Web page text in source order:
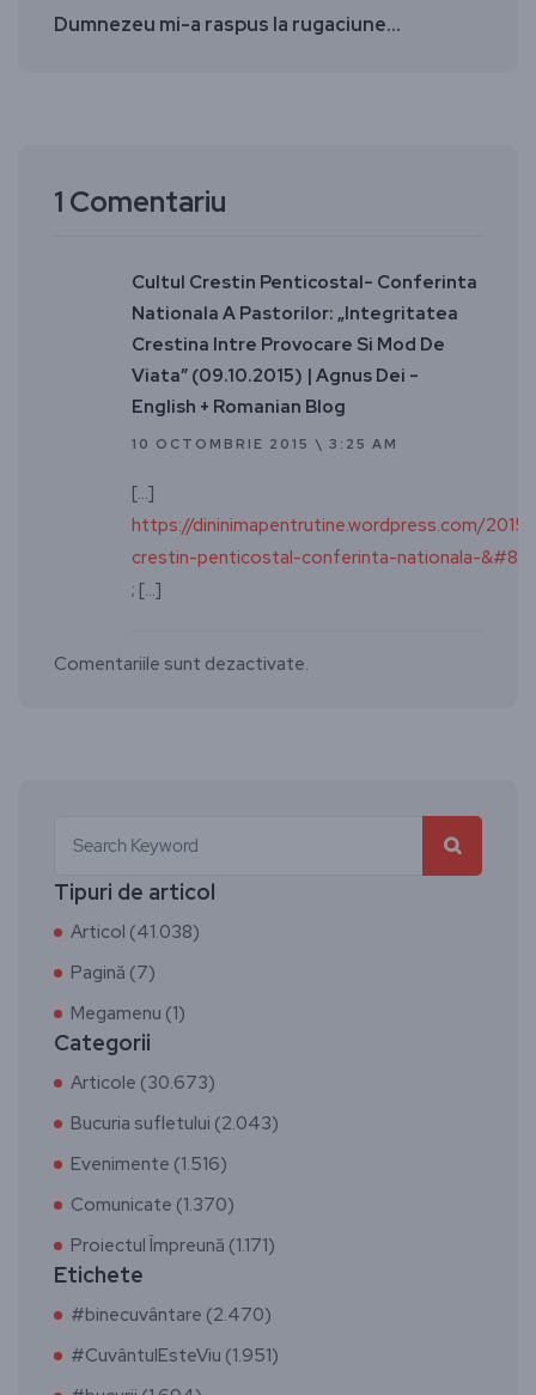
Dumnezeu mi-a raspus la rugaciune…
1 Comentariu
Cultul Crestin Penticostal- Conferinta
Nationala A Pastorilor: „Integritatea
Crestina Intre Provocare Si Mod De
Viata” (09.10.2015) | Agnus Dei -
English + Romanian Blog
10 OCTOMBRIE 2015 \ 3:25 AM
[…]
https://dininimapentrutine.wordpress.com/
crestin-penticostal-conferinta-nationala-
; […]
Comentariile sunt dezactivate.
Tipuri de articol
Articol (41.038)
Pagină (7)
Megamenu (1)
Categorii
Articole (30.673)
Bucuria sufletului (2.043)
Evenimente (1.516)
Comunicate (1.370)
Proiectul Împreună (1.171)
Etichete
#binecuvântare (2.470)
#CuvântulEsteViu (1.951)